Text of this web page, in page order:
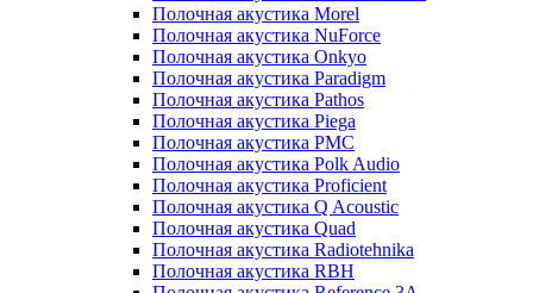
Полочная акустика Morel
Полочная акустика NuForce
Полочная акустика Onkyo
Полочная акустика Paradigm
Полочная акустика Pathos
Полочная акустика Piega
Полочная акустика PMC
Полочная акустика Polk Audio
Полочная акустика Proficient
Полочная акустика Q Acoustic
Полочная акустика Quad
Полочная акустика Radiotehnika
Полочная акустика RBH